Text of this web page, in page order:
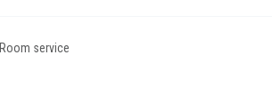
Room service